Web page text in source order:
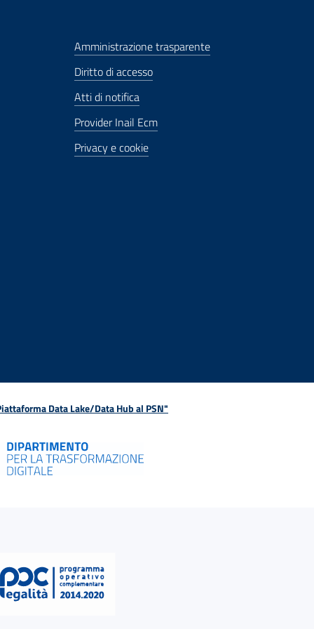
Amministrazione trasparente
Diritto di accesso
Atti di notifica
Provider Inail Ecm
Privacy e cookie
Data Lake/Data Hub al PSN"